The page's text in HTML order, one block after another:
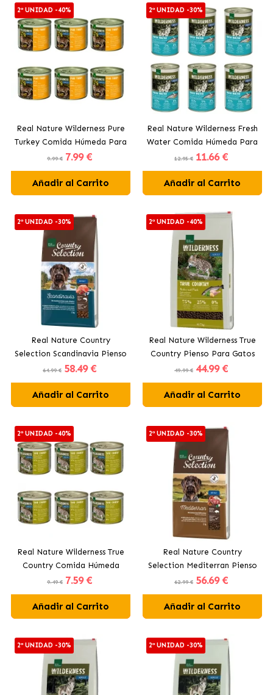
2ª UNIDAD -40%
Real Nature Wilderness Pure
Turkey Comida Húmeda Para
Gatos Adultos con Pavo
9.99 € 7.99 €
Añadir al Carrito
2ª UNIDAD -30%
Real Nature Wilderness Fresh
Water Comida Húmeda Para
Perros Adultos con Pescado
12.95 € 11.66 €
Añadir al Carrito
2ª UNIDAD -30%
Real Nature Country
Selection Scandinavia Pienso
para Perros Adultos con
64.99 € 58.49 €
Añadir al Carrito
2ª UNIDAD -40%
Real Nature Wilderness True
Country Pienso Para Gatos
Adultos con Pescado
49.99 € 44.99 €
Añadir al Carrito
2ª UNIDAD -40%
Real Nature Wilderness True
Country Comida Húmeda
Para Gatos Adultos con
9.49 € 7.59 €
Añadir al Carrito
2ª UNIDAD -30%
Real Nature Country
Selection Mediterran Pienso
Para Perros Adultos con
62.99 € 56.69 €
Añadir al Carrito
2ª UNIDAD -30% 2ª UNIDAD -30%